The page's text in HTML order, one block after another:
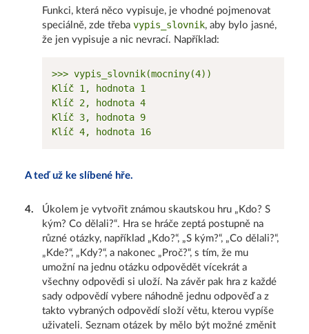
Funkci, která něco vypisuje, je vhodné pojmenovat
speciálně, zde třebavypis_slovnik, aby bylo jasné,
že jen vypisuje a nic nevrací. Například:
>>> vypis_slovnik(mocniny(4))
Klíč 1, hodnota 1
Klíč 2, hodnota 4
Klíč 3, hodnota 9
A teď už ke slíbené hře.
4.
Úkolem je vytvořit známou skautskou hru „Kdo? S
kým? Co dělali?“. Hra se hráče zeptá postupně na
různé otázky, například „Kdo?“, „S kým?“, „Co dělali?“,
„Kde?“, „Kdy?“, a nakonec „Proč?“, s tím, že mu
umožní na jednu otázku odpovědět vícekrát a
všechny odpovědi si uloží. Na závěr pak hra z každé
sady odpovědí vybere náhodně jednu odpověď a z
takto vybraných odpovědí složí větu, kterou vypíše
uživateli. Seznam otázek by mělo být možné změnit